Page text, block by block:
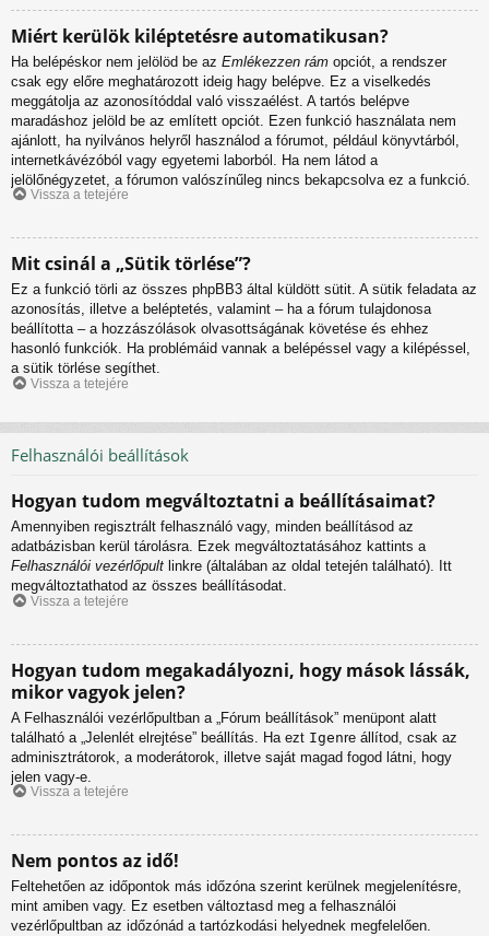
Miért kerülök kiléptetésre automatikusan?
Ha belépéskor nem jelölöd be az Emlékezzen rám opciót, a rendszer
csak egy előre meghatározott ideig hagy belépve. Ez a viselkedés
meggátolja az azonosítóddal való visszaélést. A tartós belépve
maradáshoz jelöld be az említett opciót. Ezen funkció használata nem
ajánlott, ha nyilvános helyről használod a fórumot, például könyvtárból,
internetkávézóból vagy egyetemi laborból. Ha nem látod a
jelölőnégyzetet, a fórumon valószínűleg nincs bekapcsolva ez a funkció.
Vissza a tetejére
Mit csinál a „Sütik törlése”?
Ez a funkció törli az összes phpBB3 által küldött sütit. A sütik feladata az
azonosítás, illetve a beléptetés, valamint – ha a fórum tulajdonosa
beállította – a hozzászólások olvasottságának követése és ehhez
hasonló funkciók. Ha problémáid vannak a belépéssel vagy a kilépéssel,
a sütik törlése segíthet.
Vissza a tetejére
Felhasználói beállítások
Hogyan tudom megváltoztatni a beállításaimat?
Amennyiben regisztrált felhasználó vagy, minden beállításod az
adatbázisban kerül tárolásra. Ezek megváltoztatásához kattints a
Felhasználói vezérlőpult linkre (általában az oldal tetején található). Itt
megváltoztathatod az összes beállításodat.
Vissza a tetejére
Hogyan tudom megakadályozni, hogy mások lássák,
mikor vagyok jelen?
A Felhasználói vezérlőpultban a „Fórum beállítások” menüpont alatt
található a „Jelenlét elrejtése” beállítás. Ha ezt Igenre állítod, csak az
adminisztrátorok, a moderátorok, illetve saját magad fogod látni, hogy
jelen vagy-e.
Vissza a tetejére
Nem pontos az idő!
Feltehetően az időpontok más időzóna szerint kerülnek megjelenítésre,
mint amiben vagy. Ez esetben változtasd meg a felhasználói
vezérlőpultban az időzónád a tartózkodási helyednek megfelelően.